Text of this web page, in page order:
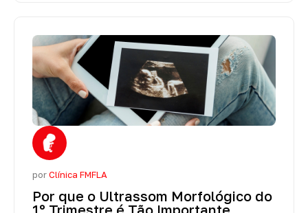
porClínica FMFLA
Por que o Ultrassom Morfológico do
1º Trimestre é Tão Importante